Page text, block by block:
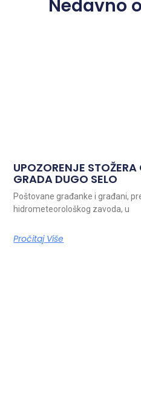
Nedavno
UPOZORENJE
GRADA DUGO SELO
Poštovane građanke i građani,
hidrometeorološkog zavoda, u
Pročitaj Više